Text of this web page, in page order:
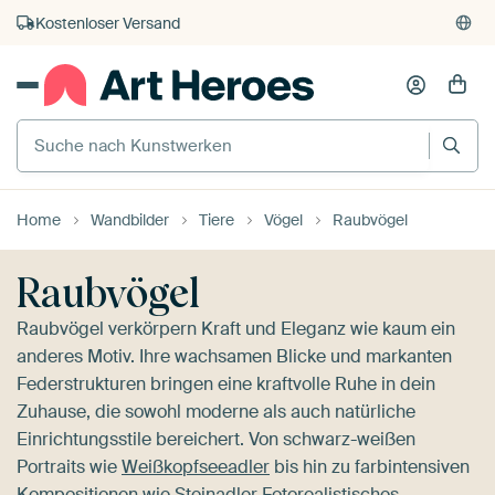
Kostenloser Versand
Kauf auf Rechnung
Home Wandbilder Tiere Vögel Raubvögel
Raubvögel
Raubvögel verkörpern Kraft und Eleganz wie kaum ein
anderes Motiv. Ihre wachsamen Blicke und markanten
Federstrukturen bringen eine kraftvolle Ruhe in dein
Zuhause, die sowohl moderne als auch natürliche
Einrichtungsstile bereichert. Von schwarz-weißen
Portraits wieWeißkopfseeadler bis hin zu farbintensiven